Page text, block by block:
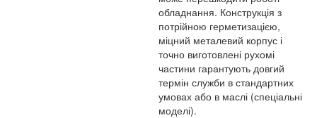
обладнання. Конструкція з
потрійною герметизацією,
міцний металевий корпус і
точно виготовлені рухомі
частини гарантують довгий
термін служби в стандартних
умовах або в маслі (спеціальні
моделі).